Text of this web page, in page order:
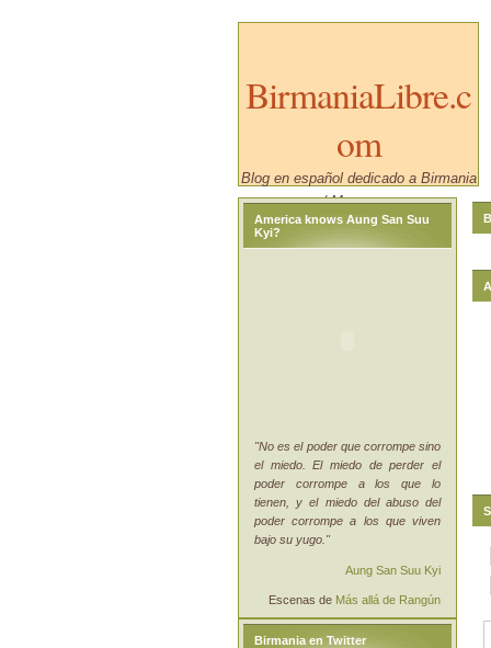
BirmaniaLibre.c
om
Blog en español dedicado a Birmania
/ Myanmar.
America knows Aung San Suu
Kyi?
"No es el poder que corrompe sino
el miedo. El miedo de perder el
poder corrompe a los que lo
tienen, y el miedo del abuso del
poder corrompe a los que viven
bajo su yugo."
Aung San Suu Kyi
Escenas de Más allá de Rangún
Birmania en Twitter